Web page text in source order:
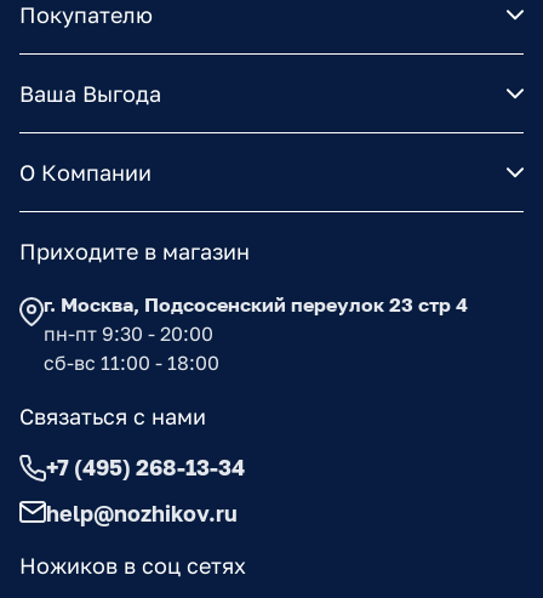
Покупателю
Ваша Выгода
О Компании
Ножиков в соц сетях
Приходите в магазин
г. Москва, Подсосенский переулок 23 стр 4
пн-пт 9:30 - 20:00
сб-вс 11:00 - 18:00
Связаться с нами
+7 (495) 268-13-34
help@nozhikov.ru